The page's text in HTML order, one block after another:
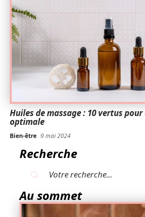
Huiles de massage : 10 vertus
optimale
Bien-être 9 mai 2024
Recherche
Au sommet